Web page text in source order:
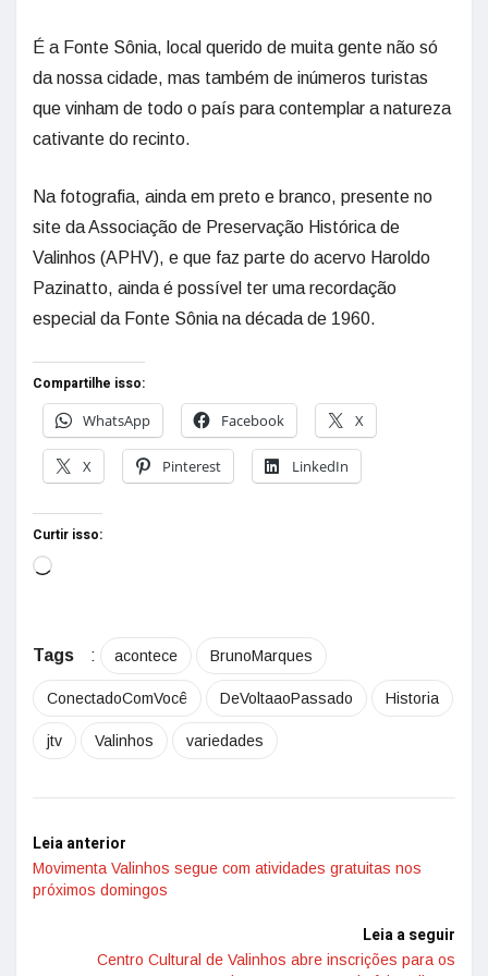
É a Fonte Sônia, local querido de muita gente não só
da nossa cidade, mas também de inúmeros turistas
que vinham de todo o país para contemplar a natureza
cativante do recinto.
Na fotografia, ainda em preto e branco, presente no
site da Associação de Preservação Histórica de
Valinhos (APHV), e que faz parte do acervo Haroldo
Pazinatto, ainda é possível ter uma recordação
especial da Fonte Sônia na década de 1960.
Compartilhe isso:
WhatsApp
Facebook X
X Pinterest LinkedIn
Curtir isso:
Tags : acontece BrunoMarques
ConectadoComVocê DeVoltaaoPassado Historia
jtv Valinhos variedades
Leia anterior
Movimenta Valinhos segue com atividades gratuitas nos
próximos domingos
Leia a seguir
Centro Cultural de Valinhos abre inscrições para os